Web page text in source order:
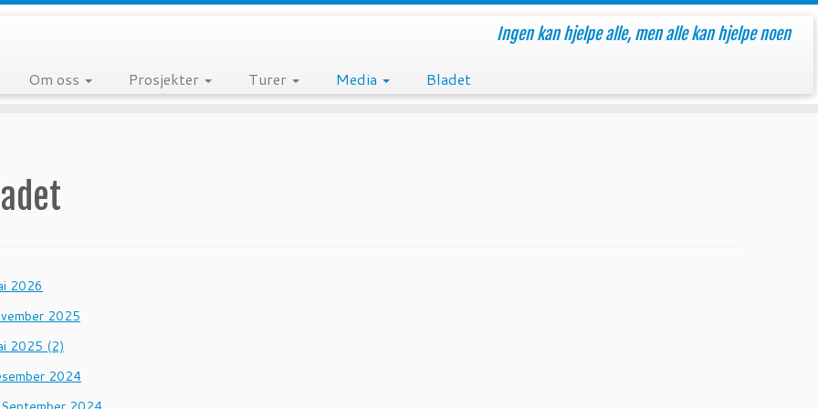
Ingen kan hjelpe alle, men alle kan hjelpe noen
Om oss Prosjekter Turer Media Bladet
2026
2025
2025 (2)
2024